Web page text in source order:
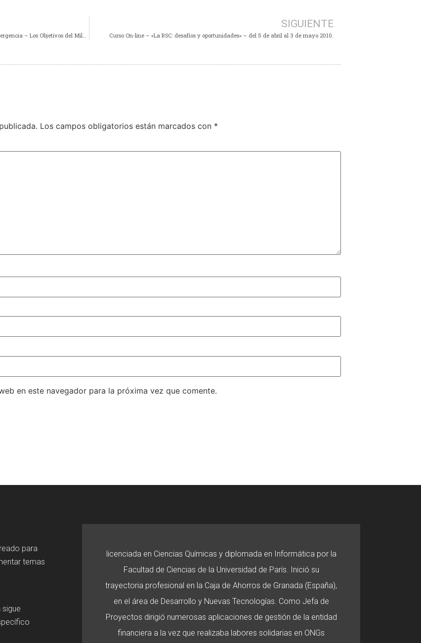
Sexto Congreso Internacional «Pobreza, Desigualdad y Convergencia – Los Objetivos del Milenio» – 4 a 23 de marzo de 2010
SIGUIENTE
Curso On-line – «La RSC: desafíos y oportunidades» – del 5 de abril al 3 de mayo 2010.
Los campos obligatorios están marcados con *
en este navegador para la próxima vez que comente.
para
temas
licenciada en Ciencias Químicas y diplomada en Informática por la
Facultad de Ciencias de la Universidad de París. Inició su
trayectoria profesional en la Caja de Ahorros de Granada (España),
en el área de Desarrollo y Nuevas Tecnologías. Como Jefa de
Proyectos dirigió numerosas aplicaciones de gestión de la entidad
financiera a la vez que realizaba labores solidarias en ONGs